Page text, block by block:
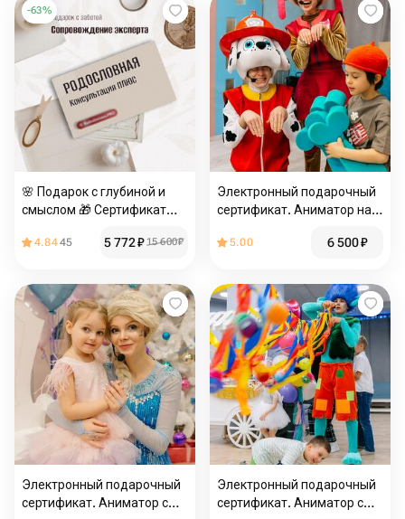
-63%
🌸 Подарок с глубиной и
смыслом 🎁 Сертификат
4.8445 5 772₽ 15 600₽
Электронный подарочный
сертификат. Аниматор на
МКАД
5.00 6 500₽
Электронный подарочный
сертификат. Аниматор с
Электронный подарочный
сертификат. Аниматор с